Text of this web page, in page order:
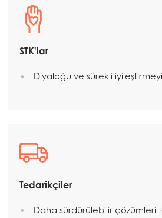
Mowi Scotland
Mowi Canada West
STK'lar
Diyaloğu ve sürekli
Tedarikçiler
Daha sürdürülebilir çözümleri